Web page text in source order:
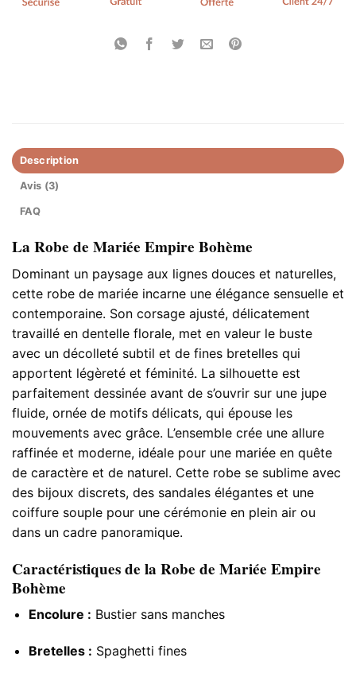
Description
Avis (3)
FAQ
La Robe de Mariée Empire Bohème
Dominant un paysage aux lignes douces et naturelles,
cette robe de mariée incarne une élégance sensuelle et
contemporaine. Son corsage ajusté, délicatement
travaillé en dentelle florale, met en valeur le buste
avec un décolleté subtil et de fines bretelles qui
apportent légèreté et féminité. La silhouette est
parfaitement dessinée avant de s’ouvrir sur une jupe
fluide, ornée de motifs délicats, qui épouse les
mouvements avec grâce. L’ensemble crée une allure
raffinée et moderne, idéale pour une mariée en quête
de caractère et de naturel. Cette robe se sublime avec
des bijoux discrets, des sandales élégantes et une
coiffure souple pour une cérémonie en plein air ou
dans un cadre panoramique.
Caractéristiques de la Robe de Mariée Empire
Bohème
Encolure : Bustier sans manches
Bretelles : Spaghetti fines